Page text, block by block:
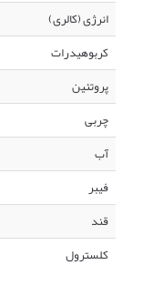
انرژی (کالری)
کربوهیدرات
پروتئین
چربی
آب
فیبر
قند
کلسترول